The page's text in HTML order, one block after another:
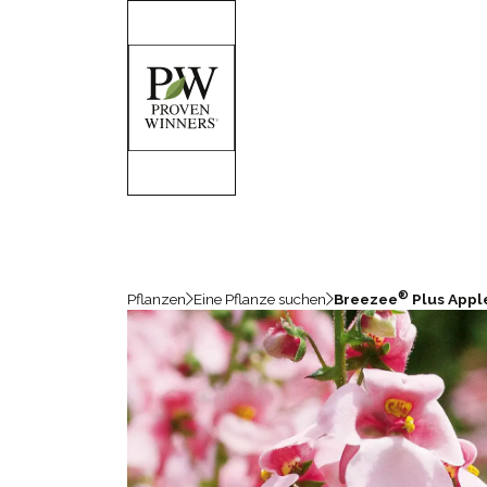
Pflanzen Eine Pflanze suchen Breezee® Plus